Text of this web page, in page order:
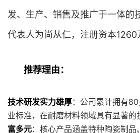
发、生产、销售及推广于一体的
代表人为尚从仁，注册资本1260
推荐理由：
技术研发实力雄厚：公司累计拥有
业标准，在耐磨材料领域具有显著的
富多元：核心产品涵盖特种陶瓷制